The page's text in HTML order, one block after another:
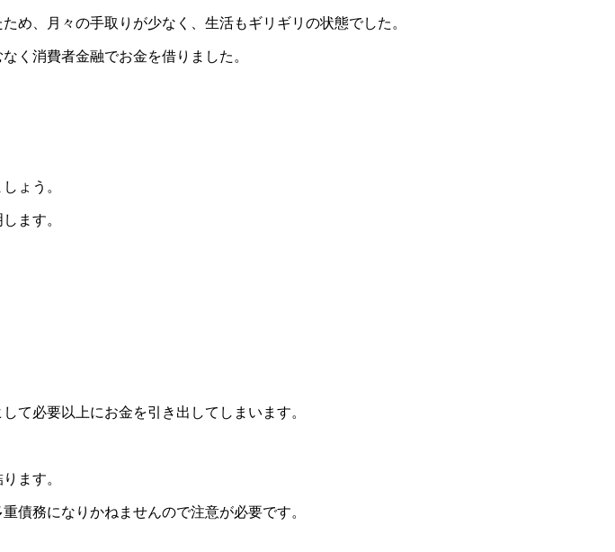
め、月々の手取りが少なく、生活もギリギリの状態でした。
く消費者金融でお金を借りました。
ょう。
ます。
て必要以上にお金を引き出してしまいます。
ます。
債務になりかねませんので注意が必要です。